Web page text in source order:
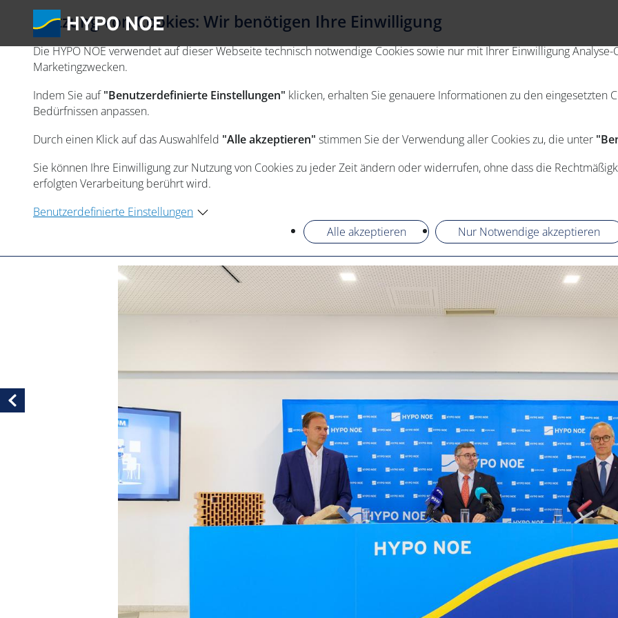
Nutzung von Cookies: Wir benötigen Ihre Einwilligung
Die HYPO NOE verwendet auf dieser Webseite technisch notwendige Cookies sowie nur mit Ihrer Einwilligung
Marketingzwecken.
Indem Sie auf"Benutzerdefinierte Einstellungen" klicken, erhalten Sie genauere Informationen zu den eingesetzten
Bedürfnissen anpassen.
Durch einen Klick auf das Auswahlfeld "Alle akzeptieren" stimmen Sie der Verwendung aller Cookies zu, die unter
Sie können Ihre Einwilligung zur Nutzung von Cookies zu jeder Zeit ändern oder widerrufen, ohne dass die
erfolgten Verarbeitung berührt wird.
Benutzerdefinierte Einstellungen
Alle akzeptieren
Nur Notwendige akzeptieren
Vorheriges Bild